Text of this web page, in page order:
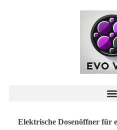
Elektrische Dosenöffner für